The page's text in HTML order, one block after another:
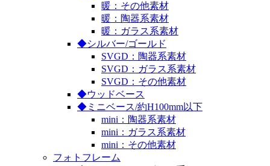
暖：その他素材
暖：陶器系素材
暖：ガラス系素材
◆シルバー/ゴールド
SVGD：陶器系素材
SVGD：ガラス系素材
SVGD：その他素材
◆ウッドベース
◆ミニベース/約H100mm以下
mini：陶器系素材
mini：ガラス系素材
mini：その他素材
フォトフレーム